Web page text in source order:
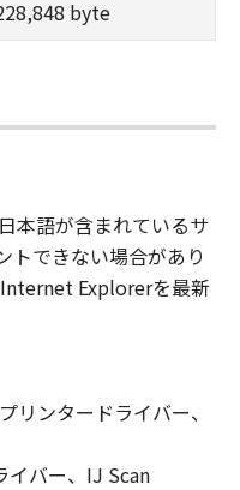
フトウェアに関し
ティングジャパ
ンのライセンサー
間接的な損失、
る場合においても
。
または該当国の政
ことなしに、本
ません。
byte
本語が含まれているサ
トできない場合があり
Explorerを最新
リンタードライバー、
イバー、IJ Scan